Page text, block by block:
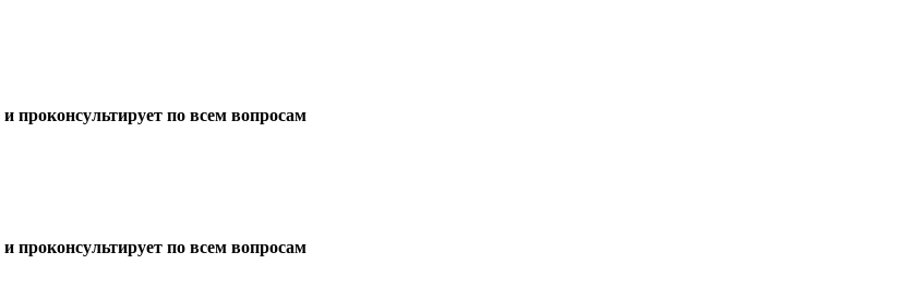
и проконсультирует по всем вопросам
и проконсультирует по всем вопросам